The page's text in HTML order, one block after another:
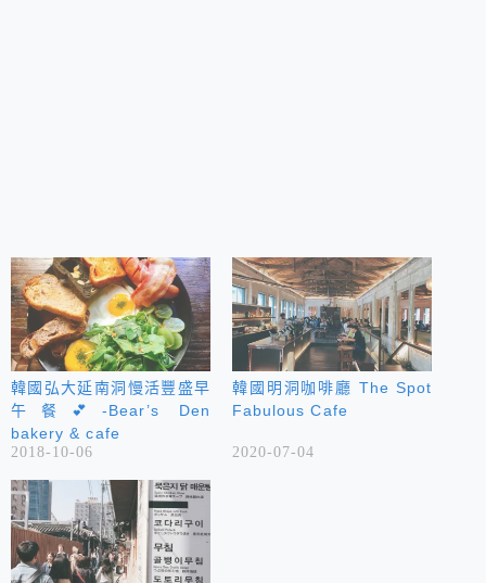
韓國弘大延南洞慢活豐盛早
午餐💕-Bear’s Den
bakery & cafe
2018-10-06
韓國明洞咖啡廳 The Spot
Fabulous Cafe
2020-07-04